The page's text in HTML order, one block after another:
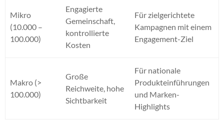
Mikro
(10.000 –
100.000)
Engagierte
Gemeinschaft,
kontrollierte
Kosten
Für zielgerichtete
Kampagnen mit einem
Engagement-Ziel
Makro (>
100.000)
Große
Reichweite, hohe
Sichtbarkeit
Für nationale
Produkteinführungen
und Marken-
Highlights